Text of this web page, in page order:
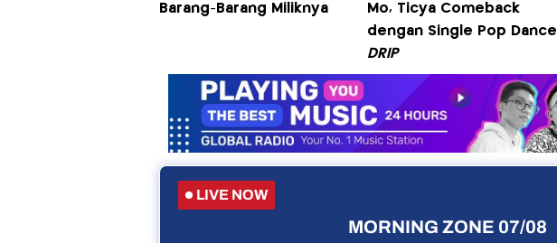
Barang-Barang Miliknya
Mo, Ticya Comeback
dengan Single Pop Dance
DRIP
LIVE NOW
MORNING ZONE 07/08